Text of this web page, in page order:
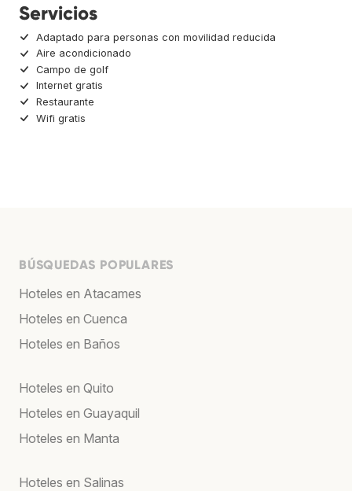
Servicios
Adaptado para personas con movilidad reducida
Aire acondicionado
Campo de golf
Internet gratis
Restaurante
Wifi gratis
BÚSQUEDAS POPULARES
Hoteles en Atacames
Hoteles en Cuenca
Hoteles en Baños
Hoteles en Quito
Hoteles en Guayaquil
Hoteles en Manta
Hoteles en Salinas